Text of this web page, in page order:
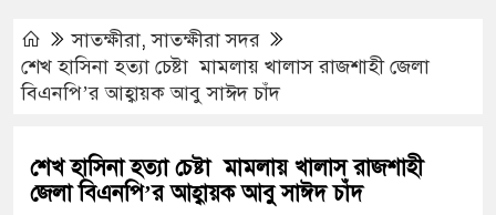
সাতক্ষীরা,সাতক্ষীরা সদর
শেখ হাসিনা হত্যা চেষ্টা মামলায় খালাস রাজশাহী জেলা
বিএনপি’র আহ্বায়ক আবু সাঈদ চাঁদ
শেখ হাসিনা হত্যা চেষ্টা মামলায় খালাস রাজশাহী
জেলা বিএনপি’র আহ্বায়ক আবু সাঈদ চাঁদ